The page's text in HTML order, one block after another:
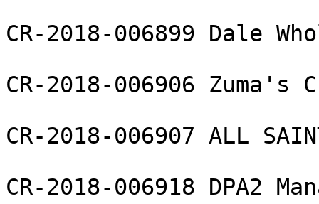
CR-2018-006899 Dale
CR-2018-006906
CR-2018-006907 ALL
CR-2018-006918 DPA2